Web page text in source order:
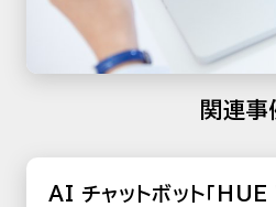
関連事
AI チャットボット「